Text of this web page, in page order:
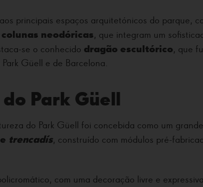
principais espaços arquitetónicos do parque,
neodóricas, que integram um
se o conhecido dragão escultórico, que
Güell e de Barcelona.
Park Güell
do Park Güell foi concebida como um
trencadís, construído com módulos pré-
com uma decoração livre e